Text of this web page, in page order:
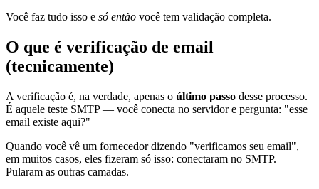
Você faz tudo isso e só então você tem validação completa.
O que é verificação de email
(tecnicamente)
A verificação é, na verdade, apenas o último passo desse processo.
É aquele teste SMTP — você conecta no servidor e pergunta: "esse
email existe aqui?"
Quando você vê um fornecedor dizendo "verificamos seu email",
em muitos casos, eles fizeram só isso: conectaram no SMTP.
Pularam as outras camadas.